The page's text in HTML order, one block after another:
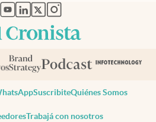
abre en nueva pestaña
abre en nueva pestaña
abre en nueva pestaña
abre en nueva pestaña
abre en nueva pestaña
SuscribiteQuiénes Somos
Trabajá con nosotros